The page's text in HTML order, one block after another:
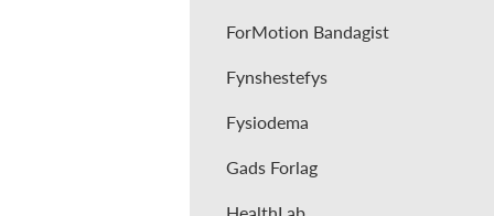
ForMotion Bandagist
Fynshestefys
Fysiodema
Gads Forlag